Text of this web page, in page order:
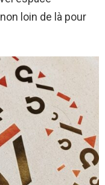
loin de là pour